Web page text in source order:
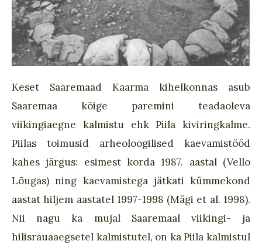
Keset Saaremaad Kaarma kihelkonnas asub
Saaremaa kõige paremini teadaoleva
viikingiaegne kalmistu ehk Piila kiviringkalme.
Piilas toimusid arheoloogilised kaevamistööd
kahes järgus: esimest korda 1987. aastal (Vello
Lõugas) ning kaevamistega jätkati kümmekond
aastat hiljem aastatel 1997-1998 (Mägi et al. 1998).
Nii nagu ka mujal Saaremaal viikingi- ja
hilisrauaaegsetel kalmistutel, on ka Piila kalmistul